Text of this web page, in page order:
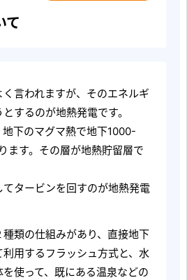
て
言われますが、そのエネルギ
するのが地熱発電です。
下のマグマ熱で地下1000-
ます。その層が地熱貯留層で
てタービンを回すのが地熱発電
類の仕組みがあり、直接地下
用するフラッシュ方式と、水
使って、既にある温泉などの